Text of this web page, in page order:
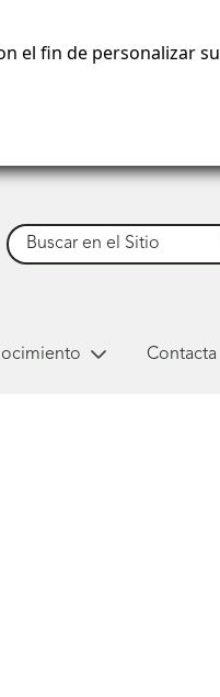
el fin de personalizar su
Buscar
Contacta